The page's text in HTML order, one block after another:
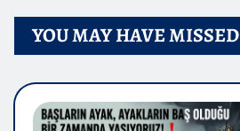
YOU MAY HAVE MISSED